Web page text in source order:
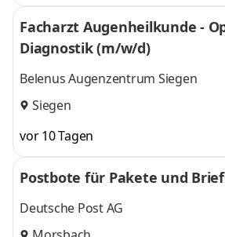
Facharzt Augenheilkunde -
Diagnostik (m/w/d)
Belenus Augenzentrum Siegen
Siegen
vor 10 Tagen
Postbote für Pakete und
Deutsche Post AG